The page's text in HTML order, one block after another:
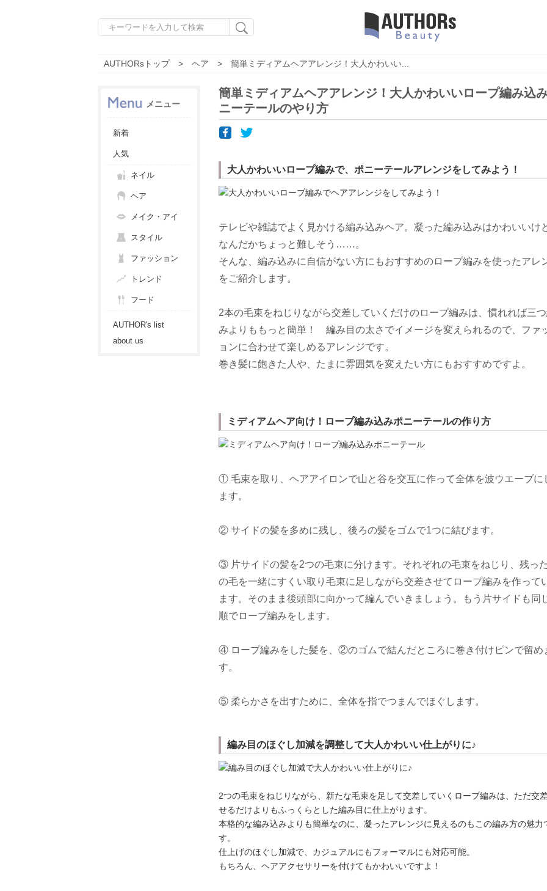
AUTHORsトップ ヘア 簡単ミディアムヘアアレンジ！大人かわいい...
メニュー
新着
人気
ネイル
ヘア
メイク・アイ
スタイル
ファッション
トレンド
フード
AUTHOR's list
about us
簡単ミディアムヘアアレンジ！大人かわいいロープ編み込
ニーテールのやり方
大人かわいいロープ編みで、ポニーテールアレンジをしてみよう！
テレビや雑誌でよく見かける編み込みヘア。凝った編み込みはかわいいけ
なんだかちょっと難しそう……。
そんな、編み込みに自信がない方にもおすすめのロープ編みを使ったアレ
をご紹介します。
2本の毛束をねじりながら交差していくだけのロープ編みは、慣れれば三
みよりももっと簡単！ 編み目の太さでイメージを変えられるので、ファ
ョンに合わせて楽しめるアレンジです。
巻き髪に飽きた人や、たまに雰囲気を変えたい方にもおすすめですよ。
ミディアムヘア向け！ロープ編み込みポニーテールの作り方
① 毛束を取り、ヘアアイロンで山と谷を交互に作って全体を波ウエーブに
ます。
② サイドの髪を多めに残し、後ろの髪をゴムで1つに結びます。
③ 片サイドの髪を2つの毛束に分けます。それぞれの毛束をねじり、残っ
の毛を一緒にすくい取り毛束に足しながら交差させてロープ編みを作って
ます。そのまま後頭部に向かって編んでいきましょう。もう片サイドも同
順でロープ編みをします。
④ ロープ編みをした髪を、②のゴムで結んだところに巻き付けピンで留め
す。
⑤ 柔らかさを出すために、全体を指でつまんでほぐします。
編み目のほぐし加減を調整して大人かわいい仕上がりに♪
2つの毛束をねじりながら、新たな毛束を足して交差していくロープ編みは、ただ交
せるだけよりもふっくらとした編み目に仕上がります。
本格的な編み込みよりも簡単なのに、凝ったアレンジに見えるのもこの編み方の魅力
す。
仕上げのほぐし加減で、カジュアルにもフォーマルにも対応可能。
もちろん、ヘアアクセサリーを付けてもかわいいですよ！